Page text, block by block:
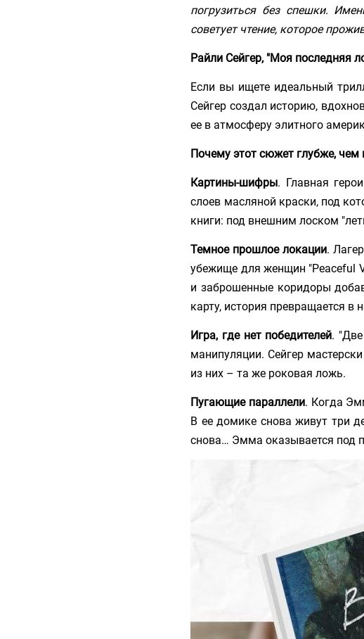
погрузиться без спешки.
советует чтение, которое
Райли Сейгер, "Моя последняя
Если вы ищете идеальный
Сейгер создал историю,
ее в атмосферу элитного
Почему этот сюжет глубже, чем
Картины-шифры. Главная
слоев масляной краски, под
книги: под внешним лоском
Темное прошлое локации.
убежище для женщин "Peaceful
и заброшенные коридоры
карту, история превращается
Игра, где нет победителей.
манипуляции. Сейгер
из них – та же роковая ложь.
Пугающие параллели. Когда
В ее домике снова живут три
снова… Эмма оказывается под